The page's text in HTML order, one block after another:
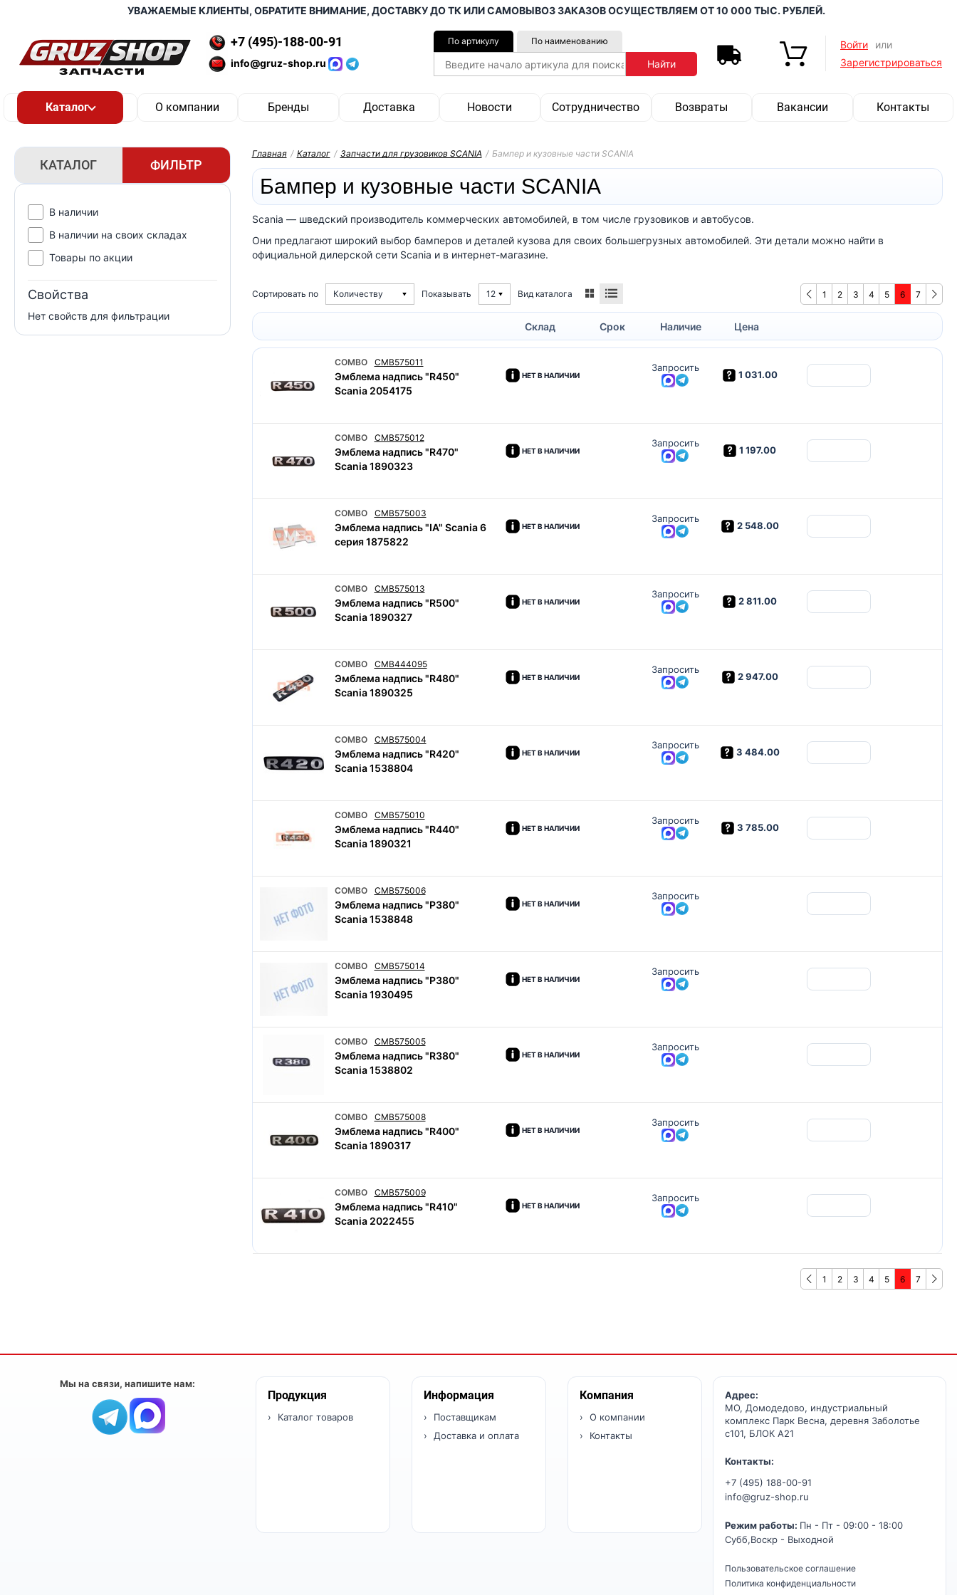
УВАЖАЕМЫЕ КЛИЕНТЫ, ОБРАТИТЕ ВНИМАНИЕ, ДОСТАВКУ ДО ТК ИЛИ САМОВЫВОЗ ЗАКАЗОВ ОСУЩЕСТВЛЯЕМ ОТ 10 000 ТЫС. РУБЛЕЙ.
+7 (495)-188-00-91
info@gruz-shop.ru
По артикулу По наименованию Войти
или
Зарегистрироваться
О компании Бренды Доставка Новости Сотрудничество Возвраты Вакансии Контакты
КАТАЛОГ ФИЛЬТР
В наличии
В наличии на своих складах
Товары по акции
Свойства
Нет свойств для фильтрации
Главная / Каталог / Запчасти для грузовиков SCANIA / Бампер и кузовные части SCANIA
Бампер и кузовные части SCANIA
Scania — шведский производитель коммерческих автомобилей, в том числе грузовиков и автобусов.
Они предлагают широкий выбор бамперов и деталей кузова для своих большегрузных автомобилей. Эти детали можно найти в
официальной дилерской сети Scania и в интернет-магазине.
Сортировать по Количеству Показывать 12 Вид каталога 1 2 3 4 5 6 7
Склад Срок Наличие Цена
COMBO CMB575011
Эмблема надпись "R450"
Scania 2054175
НЕТ В НАЛИЧИИ
Запросить
1 031.00
COMBO CMB575012
Эмблема надпись "R470"
Scania 1890323
НЕТ В НАЛИЧИИ
Запросить
1 197.00
COMBO CMB575003
Эмблема надпись "IA" Scania 6
серия 1875822
НЕТ В НАЛИЧИИ
Запросить
2 548.00
COMBO CMB575013
Эмблема надпись "R500"
Scania 1890327
НЕТ В НАЛИЧИИ
Запросить
2 811.00
COMBO CMB444095
Эмблема надпись "R480"
Scania 1890325
НЕТ В НАЛИЧИИ
Запросить
2 947.00
COMBO CMB575004
Эмблема надпись "R420"
Scania 1538804
НЕТ В НАЛИЧИИ
Запросить
3 484.00
COMBO CMB575010
Эмблема надпись "R440"
Scania 1890321
НЕТ В НАЛИЧИИ
Запросить
3 785.00
COMBO CMB575006
Эмблема надпись "P380"
Scania 1538848
НЕТ В НАЛИЧИИ
Запросить
COMBO CMB575014
Эмблема надпись "P380"
Scania 1930495
НЕТ В НАЛИЧИИ
Запросить
COMBO CMB575005
Эмблема надпись "R380"
Scania 1538802
НЕТ В НАЛИЧИИ
Запросить
COMBO CMB575008
Эмблема надпись "R400"
Scania 1890317
НЕТ В НАЛИЧИИ
Запросить
COMBO CMB575009
Эмблема надпись "R410"
Scania 2022455
НЕТ В НАЛИЧИИ
Запросить
1 2 3 4 5 6 7
Мы на связи, напишите нам:
Продукция
Каталог товаров
Информация
Поставщикам
Доставка и оплата
Компания
О компании
Контакты
Адрес:
МО, Домодедово, индустриальный
комплекс Парк Весна, деревня Заболотье
с101, БЛОК А21
Контакты:
+7 (495) 188-00-91
info@gruz-shop.ru
Режим работы: Пн - Пт - 09:00 - 18:00
Субб,Воскр - Выходной
Пользовательское соглашение
Политика конфиденциальности